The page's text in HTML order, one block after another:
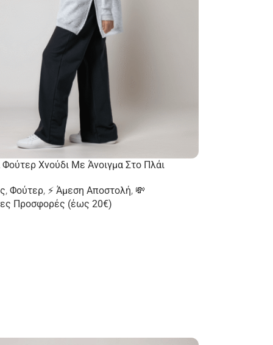
Χνούδι Με Άνοιγμα Στο Πλάι
, Φούτερ, ⚡ Άμεση Αποστολή, 💸
Προσφορές (έως 20€)